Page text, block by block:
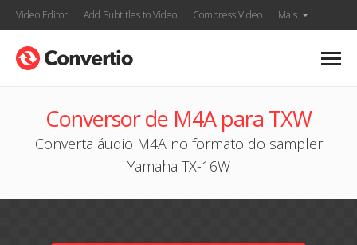
Video Editor Add Subtitles to Video Compress Video Mais
Conversor de M4A para TXW
Converta áudio M4A no formato do sampler
Yamaha TX-16W